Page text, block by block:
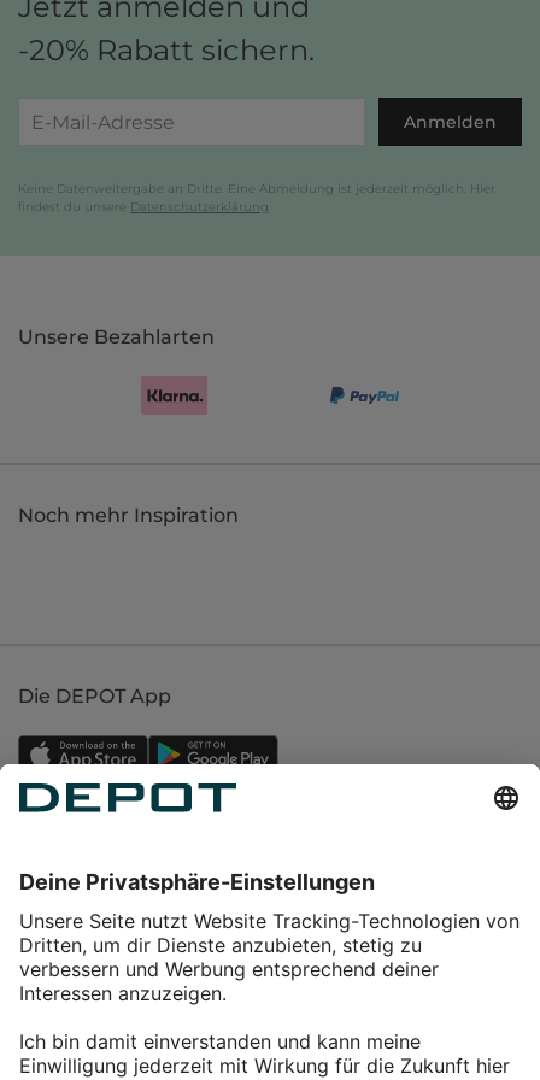
-20% Rabatt sichern.
Anmelden
Keine Datenweitergabe an Dritte. Eine Abmeldung ist jederzeit möglich. Hier
findest du unsere Datenschutzerklärung
Unsere Bezahlarten
Noch mehr Inspiration
Die DEPOT App
Service
Über DEPOT
Kontakt